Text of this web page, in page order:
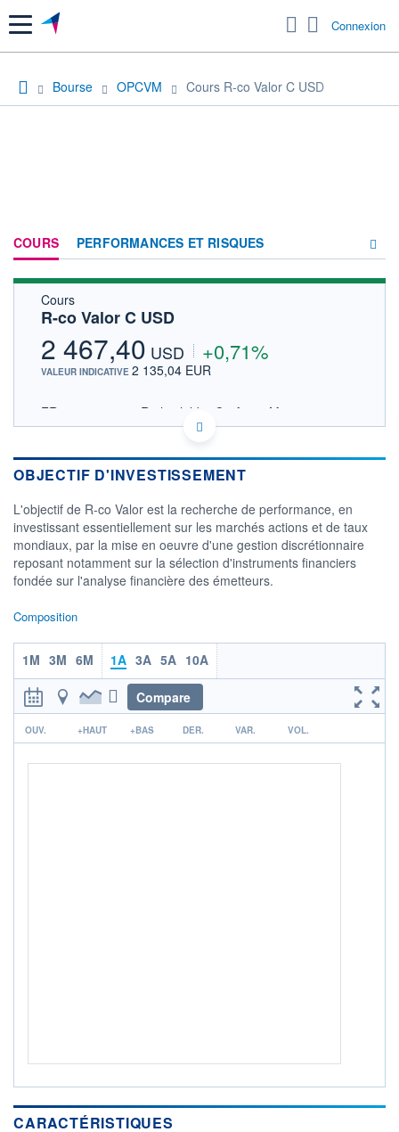
Menu Connexion
Bourse OPCVM Cours R-co Valor C USD
COURS PERFORMANCES ET RISQUES
FORUM
Cours
R-co Valor C USD
2 467,40 USD +0,71%
VALEUR INDICATIVE 2 135,04 EUR
FR0012406163 - Rothschild & Co Asset Management
OPCVM DERNIER COURS CONNU AU 04/08/2026
02/12 01/04
2 400
2 600
CATÉGORIE MORNINGSTAR
Allocation EUR Flexible -
International
FONDS PARTENAIRES
TARIFS PRIVILÉGIÉS 0%
ÉLIGIBILITÉ
PEA PEA-PME BOURSOVIE LUX
BOURSOVIE
CTO BUSINESS
OBJECTIF D'INVESTISSEMENT
L'objectif de R-co Valor est la recherche de performance, en
investissant essentiellement sur les marchés actions et de taux
mondiaux, par la mise en oeuvre d'une gestion discrétionnaire
reposant notamment sur la sélection d'instruments financiers
fondée sur l'analyse financière des émetteurs.
Composition
1M 3M 6M 1A 3A 5A 10A
Compare
r
OUV. +HAUT +BAS DER. VAR. VOL.
CARACTÉRISTIQUES